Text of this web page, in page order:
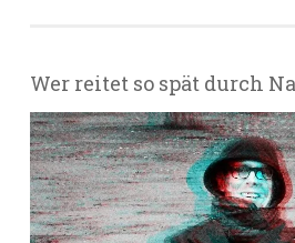
Wer reitet so spät durch